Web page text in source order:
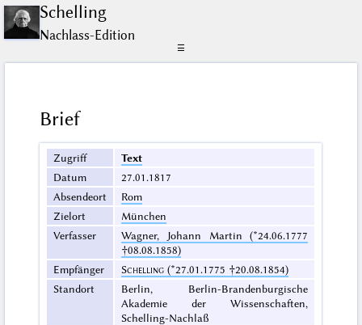
Schelling
Nachlass-Edition
☰
Brief
Zugriff
Text
Datum
27.01.1817
Absendeort
Rom
Zielort
München
Verfasser
Wagner, Johann Martin (*24.06.1777
†08.08.1858)
Empfänger
Schelling (*27.01.1775 †20.08.1854)
Standort
Berlin, Berlin-Brandenburgische
Akademie der Wissenschaften,
Schelling-Nachlaß